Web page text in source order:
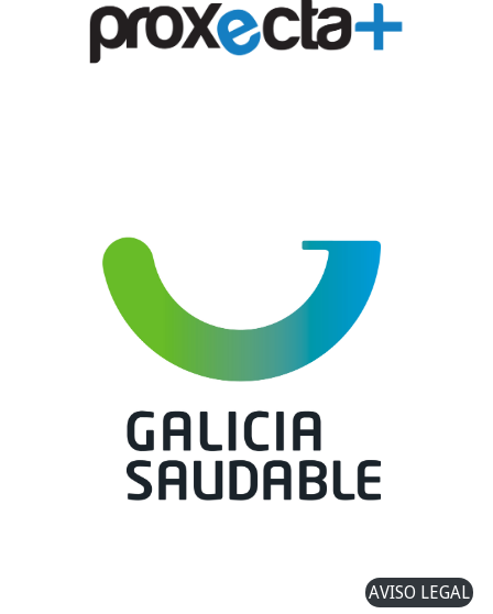
AVISO LEGAL